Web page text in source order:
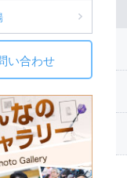
い合わせ